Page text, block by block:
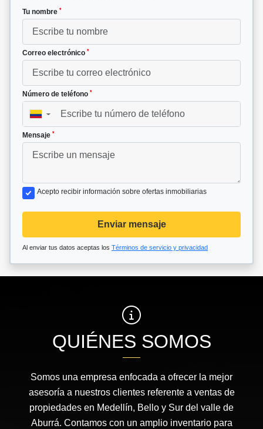
Tu nombre *
Correo electrónico *
Número de teléfono *
▼
Mensaje *
Acepto recibir información sobre ofertas inmobiliarias
Enviar mensaje
Al enviar tus datos aceptas los Términos de servicio y privacidad
QUIÉNES SOMOS
Somos una empresa enfocada a ofrecer la mejor
asesoría a nuestros clientes referente a ventas de
propiedades en Medellín, Bello y Sur del valle de
Aburrá. Contamos con un amplio inventario para